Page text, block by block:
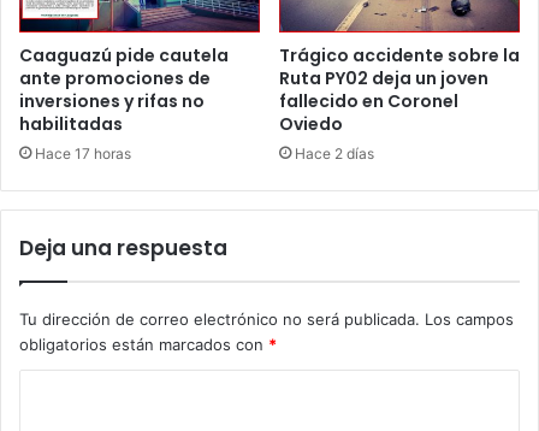
Caaguazú pide cautela
ante promociones de
inversiones y rifas no
habilitadas
Hace 17 horas
Trágico accidente sobre la
Ruta PY02 deja un joven
fallecido en Coronel
Oviedo
Hace 2 días
Deja una respuesta
Tu dirección de correo electrónico no será publicada. Los campos
obligatorios están marcados con *